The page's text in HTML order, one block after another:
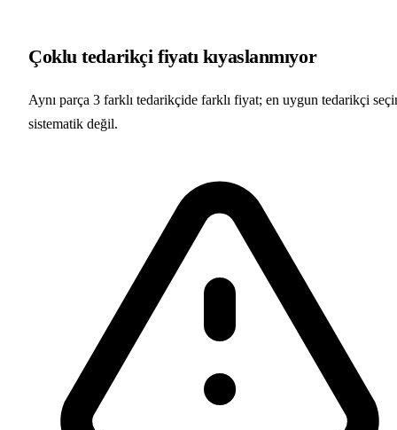
Çoklu tedarikçi fiyatı kıyaslanmıyor
Aynı parça 3 farklı tedarikçide farklı fiyat; en uygun tedarikçi
sistematik değil.